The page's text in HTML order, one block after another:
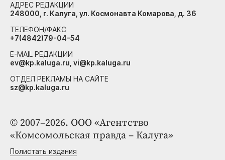
© 2007–2026. ООО «Агентство
«Комсомольская правда – Калуга»
Полистать издания
АДРЕС РЕДАКЦИИ
248000, г. Калуга, ул. Космонавта Комарова, д. 36
ТЕЛЕФОН/ФАКС
+7(4842)79-04-54
E-MAIL РЕДАКЦИИ
ev@kp.kaluga.ru, vi@kp.kaluga.ru
ОТДЕЛ РЕКЛАМЫ НА САЙТЕ
sz@kp.kaluga.ru